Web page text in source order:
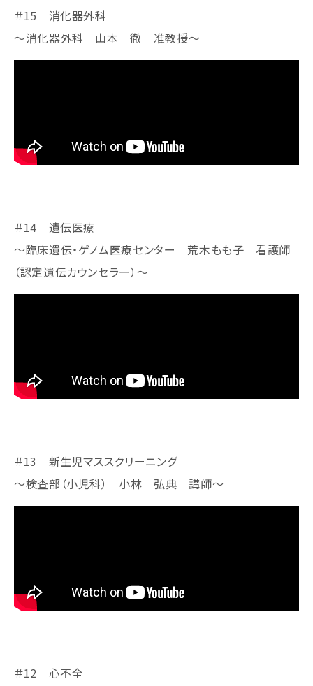
＃15 消化器外科
～消化器外科 山本 徹 准教授～
＃14 遺伝医療
～臨床遺伝・ゲノム医療センター 荒木もも子 看護師
（認定遺伝カウンセラー）～
＃13 新生児マススクリーニング
～検査部（小児科） 小林 弘典 講師～
＃12 心不全